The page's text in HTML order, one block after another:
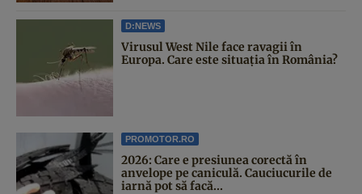
D:NEWS
Virusul West Nile face ravagii în
Europa. Care este situația în România?
PROMOTOR.RO
2026: Care e presiunea corectă în
anvelope pe caniculă. Cauciucurile de
iarnă pot să facă...